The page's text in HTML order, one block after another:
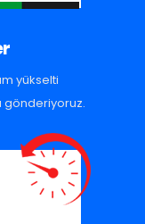
yükselti